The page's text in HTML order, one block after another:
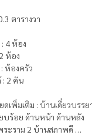
ตารางวา
4 ห้อง
ห้อง
ห้องครัว
: 2 คัน
ดเพิ่มเติม : บ้านเดี่ยวบรร
บร้อย ด้านหน้า ด้านหลัง
ระราม 2 บ้านสภาพดี